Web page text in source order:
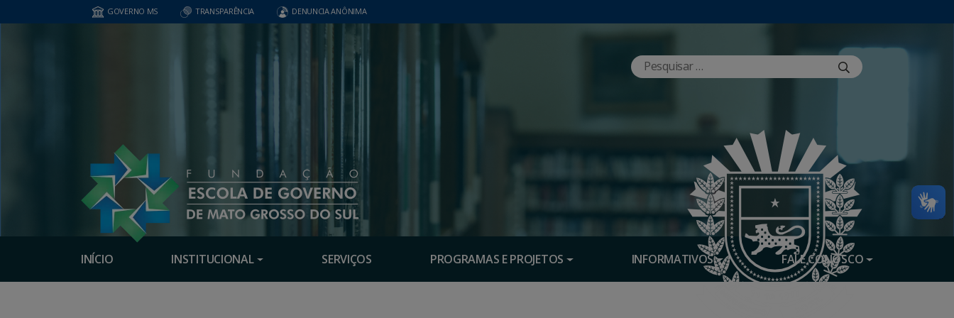
GOVERNO MS TRANSPARÊNCIA DENUNCIA ANÔNIMA
INÍCIO INSTITUCIONAL SERVIÇOS PROGRAMAS E PROJETOS INFORMATIVOS FALE CONOSCO